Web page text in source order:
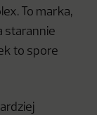
To marka,
starannie
to spore